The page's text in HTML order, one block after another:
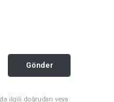
Gönder
ilgili doğrudan veya